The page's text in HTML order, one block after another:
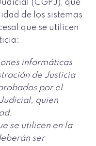
(CGPJ), que
de los sistemas
que se utilicen
informáticas
de Justicia
por el
quien
se utilicen en la
ser